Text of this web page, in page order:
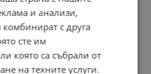
мозъчна функция и
като памет и
система: Допринася за
състояние на
и анализи,
с друга
сте им
която са събрали от
на техните услуги.